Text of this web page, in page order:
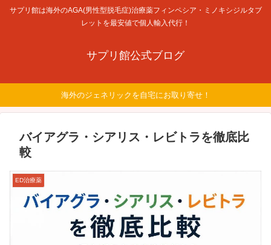
サプリ館は海外のAGA(男性型脱毛症)治療薬フィンペシア・ミノキシジルタブ
レットを最安値で個人輸入代行！
サプリ館公式ブログ
海外のジェネリックを自宅にお取り寄せ！
バイアグラ・シアリス・レビトラを徹底比
較
ED治療薬